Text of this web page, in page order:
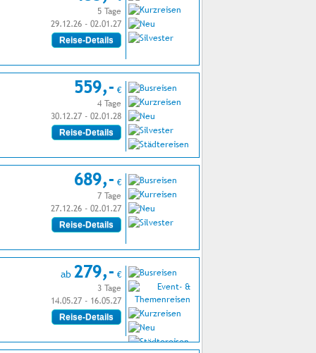
5 Tage
29.12.26 - 02.01.27
Reise-Details
559,- €
4 Tage
30.12.27 - 02.01.28
Reise-Details
689,- €
7 Tage
27.12.26 - 02.01.27
Reise-Details
ab 279,- €
3 Tage
14.05.27 - 16.05.27
Reise-Details